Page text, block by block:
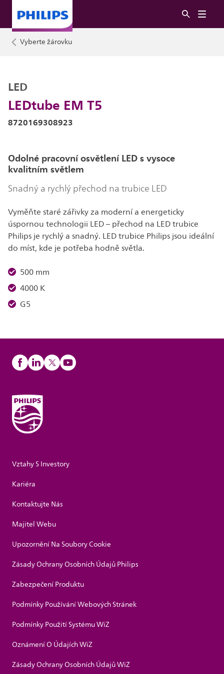
Vyberte žárovku
LEDtube EM T5
LED
8720169308923
Odolné pracovní osvětlení LED s vysoce
kvalitním světlem
Snadný a rychlý přechod na trubice LED
Vyměňte staré zářivky za moderní a energeticky
úspornou technologii LED – přechod na LED trubice
Philips je rychlý a snadný. LED trubice Philips jsou ideální
do míst, kde je potřeba hodně světla.
500 mm
4000 K
G5
Vztahy S Investory
Kariéra
Kontaktujte Nás
Majitel Webu
Upozornění Na Soubory Cookie
Zásady Ochrany Osobních Údajů Philips
Zabezpečení Produktu
Podmínky Používání Webových Stránek
Podmínky Použití Systému WiZ
Oznámení O Údajích WiZ
Zásady Ochrany Osobních Údajů WiZ